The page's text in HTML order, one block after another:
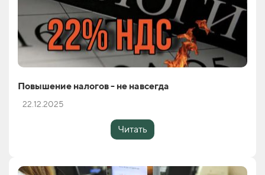
Повышение налогов - не навсегда
22.12.2025
Читать